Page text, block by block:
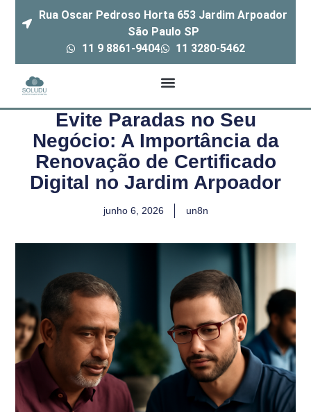
Rua Oscar Pedroso Horta 653 Jardim Arpoador
São Paulo SP
11 9 8861-9404
11 3280-5462
Evite Paradas no Seu
Negócio: A Importância da
Renovação de Certificado
Digital no Jardim Arpoador
junho 6, 2026 un8n